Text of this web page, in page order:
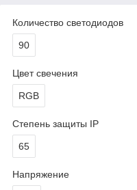
Количество светодиодов
90
Цвет свечения
RGB
Степень защиты IP
65
Напряжение